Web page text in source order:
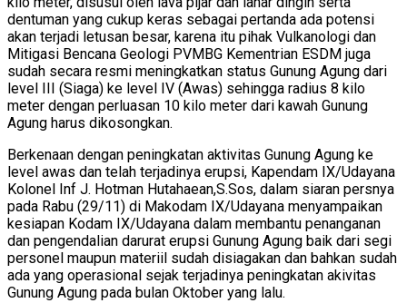
dentuman yang cukup keras sebagai pertanda ada potensi
akan terjadi letusan besar, karena itu pihak Vulkanologi dan
Mitigasi Bencana Geologi PVMBG Kementrian ESDM juga
sudah secara resmi meningkatkan status Gunung Agung dari
level III (Siaga) ke level IV (Awas) sehingga radius 8 kilo
meter dengan perluasan 10 kilo meter dari kawah Gunung
Agung harus dikosongkan.
Berkenaan dengan peningkatan aktivitas Gunung Agung ke
level awas dan telah terjadinya erupsi, Kapendam IX/Udayana
Kolonel Inf J. Hotman Hutahaean,S.Sos, dalam siaran persnya
pada Rabu (29/11) di Makodam IX/Udayana menyampaikan
kesiapan Kodam IX/Udayana dalam membantu penanganan
dan pengendalian darurat erupsi Gunung Agung baik dari segi
personel maupun materiil sudah disiagakan dan bahkan sudah
ada yang operasional sejak terjadinya peningkatan akivitas
Gunung Agung pada bulan Oktober yang lalu.